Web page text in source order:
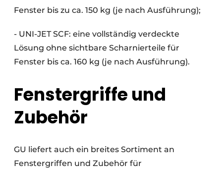
Fenster bis zu ca. 150 kg (je nach Ausführung);
- UNI-JET SCF: eine vollständig verdeckte
Lösung ohne sichtbare Scharnierteile für
Fenster bis ca. 160 kg (je nach Ausführung).
Fenstergriffe und
Zubehör
GU liefert auch ein breites Sortiment an
Fenstergriffen und Zubehör für